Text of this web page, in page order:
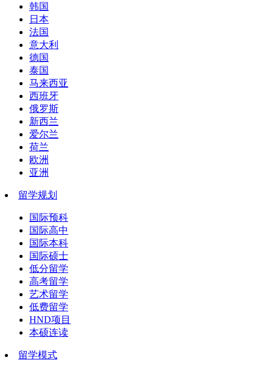
韩国
日本
法国
意大利
德国
泰国
马来西亚
西班牙
俄罗斯
新西兰
爱尔兰
荷兰
欧洲
亚洲
留学规划
国际预科
国际高中
国际本科
国际硕士
低分留学
高考留学
艺术留学
低费留学
HND项目
本硕连读
留学模式